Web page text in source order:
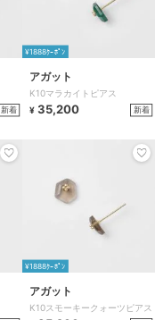
新着
¥1888ｸｰﾎﾟﾝ
アガット
K10マラカイトピアス
¥ 35,200 新着
¥1888ｸｰﾎﾟﾝ
アガット
K10スモーキークォーツピアス